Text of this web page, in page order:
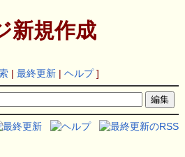
新規作成
| 最終更新| ヘルプ]